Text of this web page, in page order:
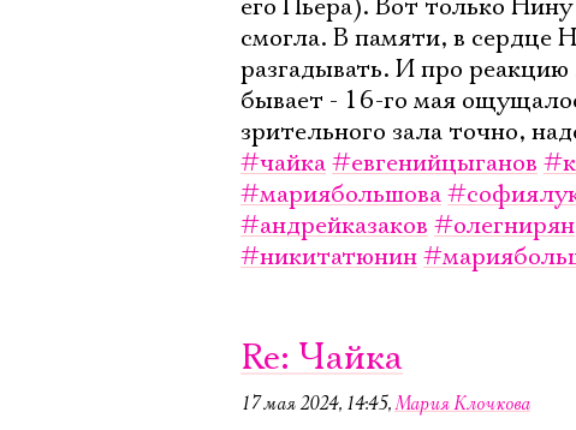
его Пьера). Вот только Нину
смогла. В памяти, в сердце
разгадывать. И про
бывает - 16-го мая
зрительного зала точно,
#чайка#евгенийцыганов
#мариябольшова
#андрейказаков #олегнирян
#никитатюнин
Re: Чайка
17 мая 2024, 14:45,Мария Клочкова